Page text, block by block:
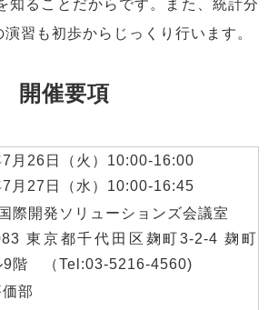
知ることだからです。また、統計分
習も初歩からじっくり行います。
開催要項
月26日（火）10:00-16:00
月27日（水）10:00-16:45
国際開発ソリューションズ会議室
東京都千代田区麹町3-2-4 麹町
9階 （Tel:03-5216-4560)
価部